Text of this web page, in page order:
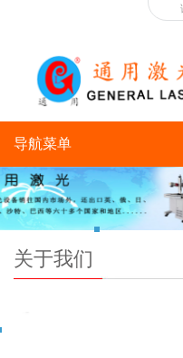
导航菜单
关于我们